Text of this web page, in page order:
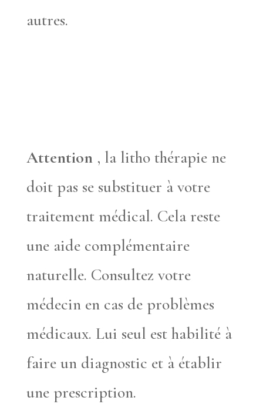
autres.
Attention, la litho thérapie ne
doit pas se substituer à votre
traitement médical. Cela reste
une aide complémentaire
naturelle. Consultez votre
médecin en cas de problèmes
médicaux. Lui seul est habilité à
faire un diagnostic et à établir
une prescription.